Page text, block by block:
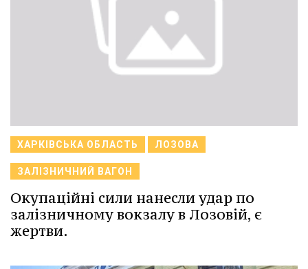
ХАРКІВСЬКА ОБЛАСТЬ ЛОЗОВА
ЗАЛІЗНИЧНИЙ ВАГОН
Окупаційні сили нанесли удар по
залізничному вокзалу в Лозовій, є
жертви.